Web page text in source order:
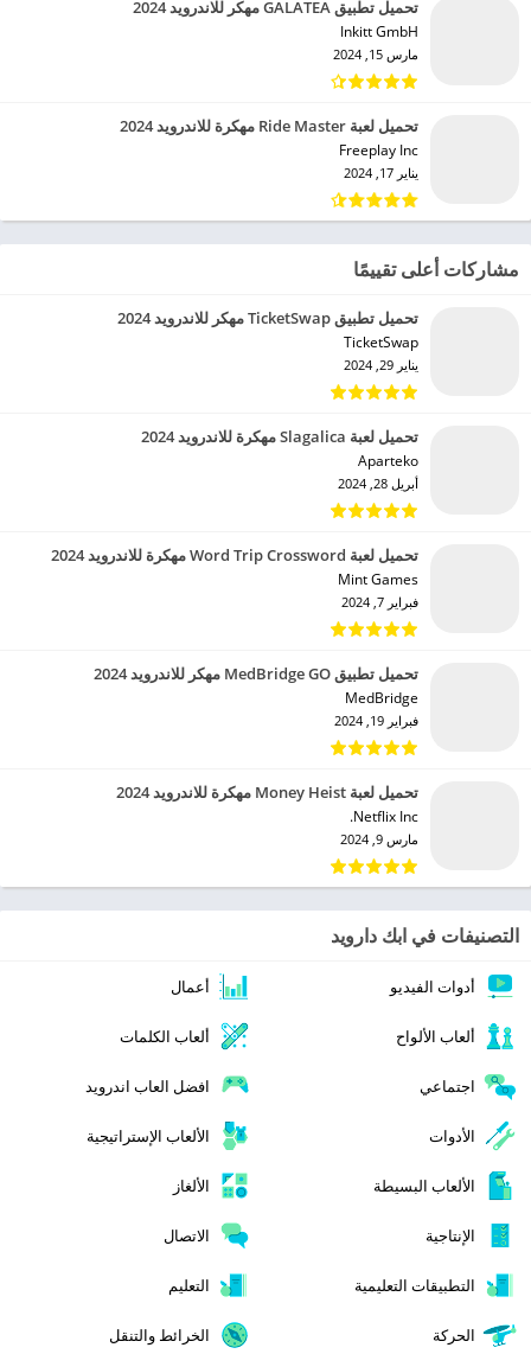
تحميل تطبيق GALATEA مهكر للاندرويد 2024
Inkitt GmbH‏
مارس 15, 2024
تحميل لعبة Ride Master مهكرة للاندرويد 2024
Freeplay Inc‏
يناير 17, 2024
مشاركات أعلى تقييمًا
تحميل تطبيق TicketSwap مهكر للاندرويد 2024
TicketSwap‏
يناير 29, 2024
تحميل لعبة Slagalica مهكرة للاندرويد 2024
Aparteko‏
أبريل 28, 2024
تحميل لعبة Word Trip Crossword مهكرة للاندرويد 2024
Mint Games‏
فبراير 7, 2024
تحميل تطبيق MedBridge GO مهكر للاندرويد 2024
MedBridge‏
فبراير 19, 2024
تحميل لعبة Money Heist مهكرة للاندرويد 2024
Netflix Inc.‏
مارس 9, 2024
التصنيفات في ابك دارويد
أدوات الفيديو أعمال
ألعاب الألواح ألعاب الكلمات
اجتماعي افضل العاب اندرويد
الأدوات الألعاب الإستراتيجية
الألعاب البسيطة الألغاز
الإنتاجية الاتصال
التطبيقات التعليمية التعليم
الحركة الخرائط والتنقل